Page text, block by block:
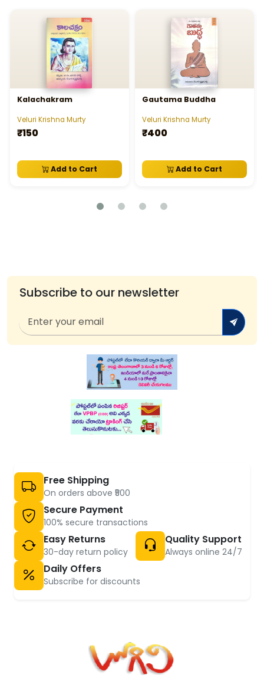
Kalachakram
Veluri Krishna Murty
₹150
Add to Cart
Gautama Buddha
Veluri Krishna Murty
₹400
Add to Cart
Subscribe to our newsletter
Free Shipping
On orders above ₹500
Secure Payment
100% secure transactions
Easy Returns
30-day return policy
Quality Support
Always online 24/7
Daily Offers
Subscribe for discounts